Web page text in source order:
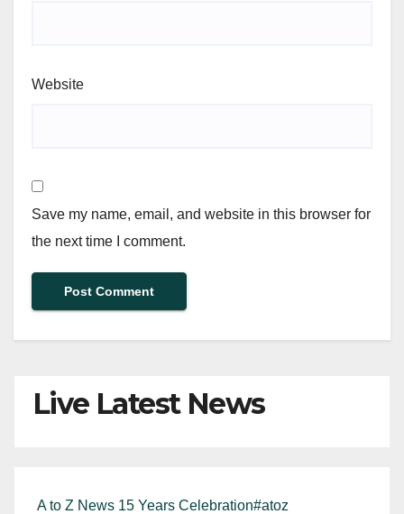
Website
Save my name, email, and website in this browser for
the next time I comment.
Live Latest News
A to Z News 15 Years Celebration#atoz